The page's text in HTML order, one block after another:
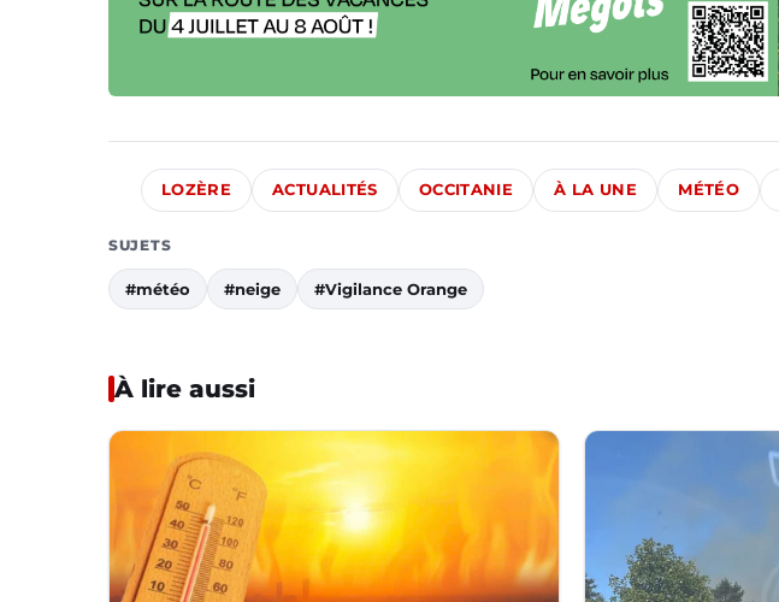
LOZÈRE ACTUALITÉS OCCITANIE À LA UNE MÉTÉO
SUJETS
#météo #neige #Vigilance Orange
À lire aussi